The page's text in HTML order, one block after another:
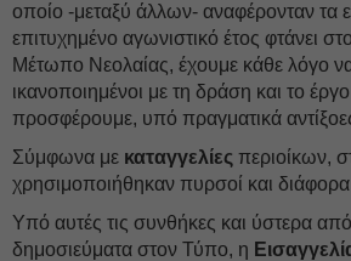
οποίο -μεταξύ άλλων- αναφέρονταν τα
επιτυχημένο αγωνιστικό έτος φτάνει
Μέτωπο Νεολαίας, έχουμε κάθε λόγο
ικανοποιημένοι με τη δράση και το
προσφέρουμε, υπό πραγματικά
Σύμφωνα με καταγγελίες περιοίκων,
χρησιμοποιήθηκαν πυρσοί και
Υπό αυτές τις συνθήκες και ύστερα
δημοσιεύματα στον Τύπο, η